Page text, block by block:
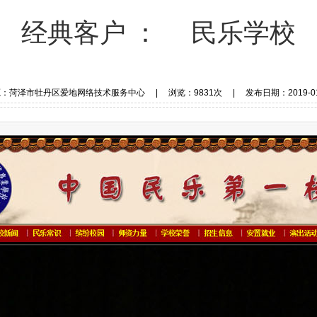
经典客户 ： 民乐学校
：菏泽市牡丹区爱地网络技术服务中心 | 浏览：9831次 | 发布日期：2019-